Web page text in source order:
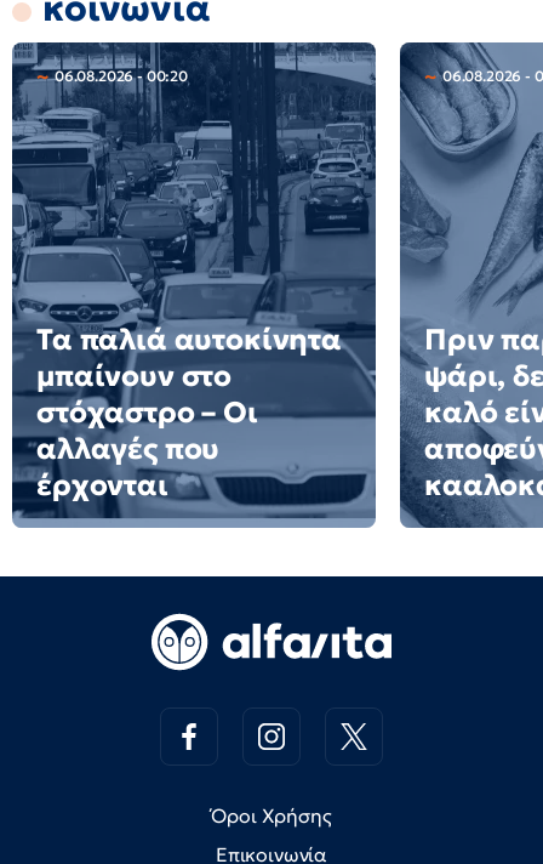
06.08.2026 - 00:20
Τα παλιά αυτοκίνητα
μπαίνουν στο
στόχαστρο – Οι
αλλαγές που
έρχονται
06.08.2026 -
Πριν
ψάρι,
καλό
Όροι Χρήσης
Επικοινωνία